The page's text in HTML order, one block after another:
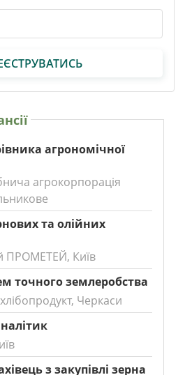
агрономічної
агрокорпорація
та олійних
ПРОМЕТЕЙ, Київ
точного землеробства
Черкаси
з закупівлі зерна